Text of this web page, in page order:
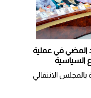
المضي في عملية
السياسية
بالمجلس الانتقالي